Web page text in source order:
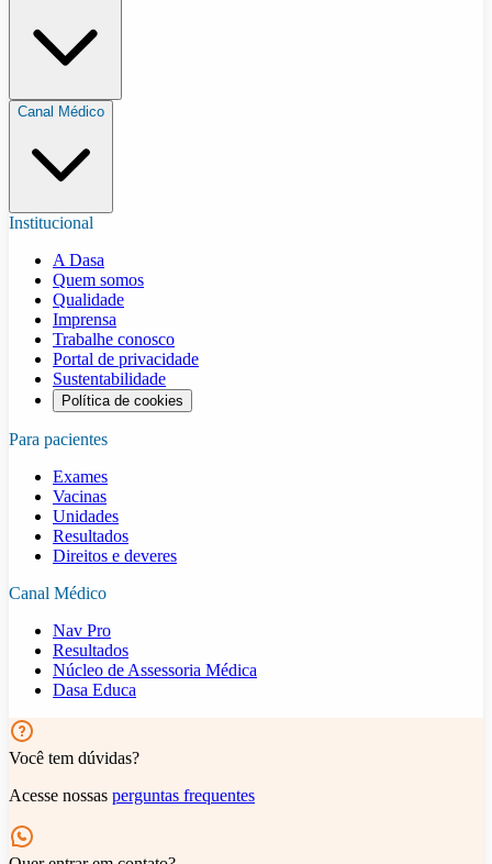
Canal Médico
Institucional
A Dasa
Quem somos
Qualidade
Imprensa
Trabalhe conosco
Portal de privacidade
Sustentabilidade
Política de cookies
Para pacientes
Exames
Vacinas
Unidades
Resultados
Direitos e deveres
Canal Médico
Nav Pro
Resultados
Núcleo de Assessoria Médica
Dasa Educa
Você tem dúvidas?
Acesse nossas perguntas frequentes